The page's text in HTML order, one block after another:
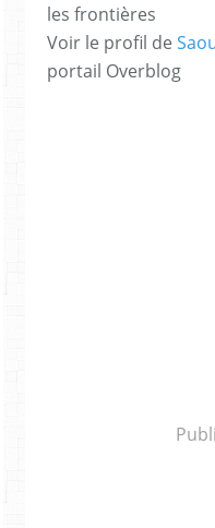
les frontières
Voir le profil de
portail Overblog